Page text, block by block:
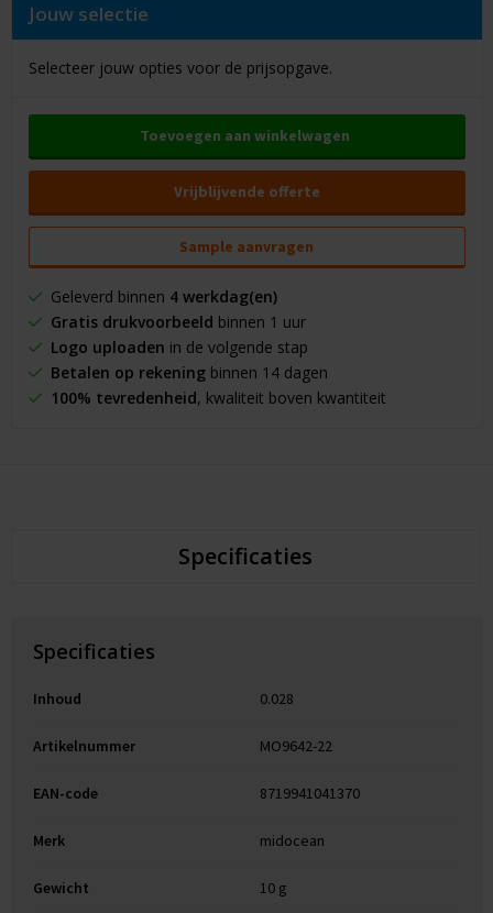
Jouw selectie
Selecteer jouw opties voor de prijsopgave.
Toevoegen aan winkelwagen
Vrijblijvende offerte
Sample aanvragen
Geleverd binnen 4 werkdag(en)
Gratis drukvoorbeeld binnen 1 uur
Logo uploaden in de volgende stap
Betalen op rekeningbinnen 14 dagen
100% tevredenheid, kwaliteit boven kwantiteit
Specificaties
Specificaties
Inhoud 0.028
Artikelnummer MO9642-22
EAN-code 8719941041370
Merk midocean
Gewicht 10 g